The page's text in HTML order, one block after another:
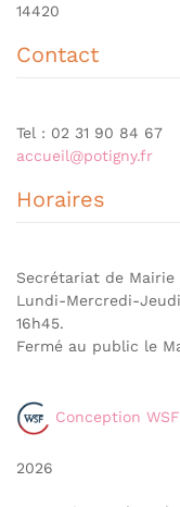
14420
Contact
Tel : 02 31 90 84 67
accueil@potigny.fr
Horaires
Secrétariat de Mairie
Lundi-Mercredi-
16h45.
Fermé au public le
Conception WSF
2026